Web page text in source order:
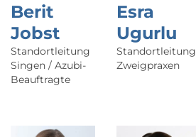
Berit
Jobst
Standortleitung
Singen / Azubi-
Beauftragte
Esra
Ugurlu
Standortleitung
Zweigpraxen